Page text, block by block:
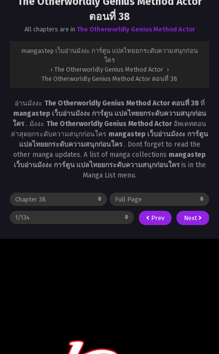
ตอนที่ 38
All chapters are in The Otherworldly Genius Method Actor
mangastep เว็บอ่านมังงะ การ์ตูน แปลไทยยกระดับความสนุกก่อน
ใคร
› The Otherworldly Genius Method Actor ›
The Otherworldly Genius Method Actor ตอนที่ 38
อ่านมังงะ The Otherworldly Genius Method Actor ตอนที่ 38ที่
mangastep เว็บอ่านมังงะ การ์ตูน แปลไทยยกระดับความสนุกก่อน
ใคร . มังงะ The Otherworldly Genius Method Actor อัพเดทตอน
ล่าสุดยกระดับความสนุกก่อนใคร mangastep เว็บอ่านมังงะ การ์ตูน
แปลไทยยกระดับความสนุกก่อนใคร . Dont forget to read the
other manga updates. A list of manga collections mangastep
เว็บอ่านมังงะ การ์ตูน แปลไทยยกระดับความสนุกก่อนใครis in the
Manga List menu.
Prev Next